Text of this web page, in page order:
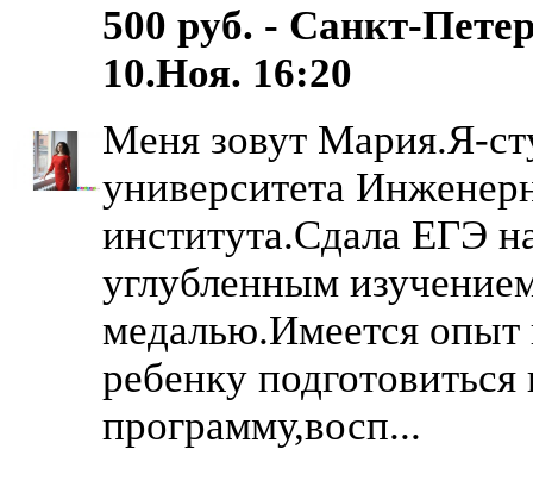
500 руб. - Санкт-
10.Ноя. 16:20
Меня зовут Мария.Я-
университета
института.Сдала ЕГЭ
углубленным
медалью.Имеется
ребенку
программу,восп...